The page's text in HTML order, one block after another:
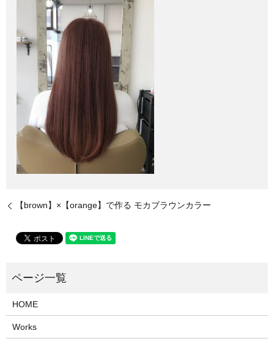
【brown】×【orange】で作る モカブラウンカラー
HOME
Works